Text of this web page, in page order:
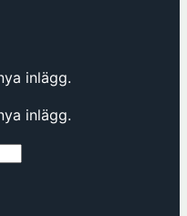
inlägg.
inlägg.